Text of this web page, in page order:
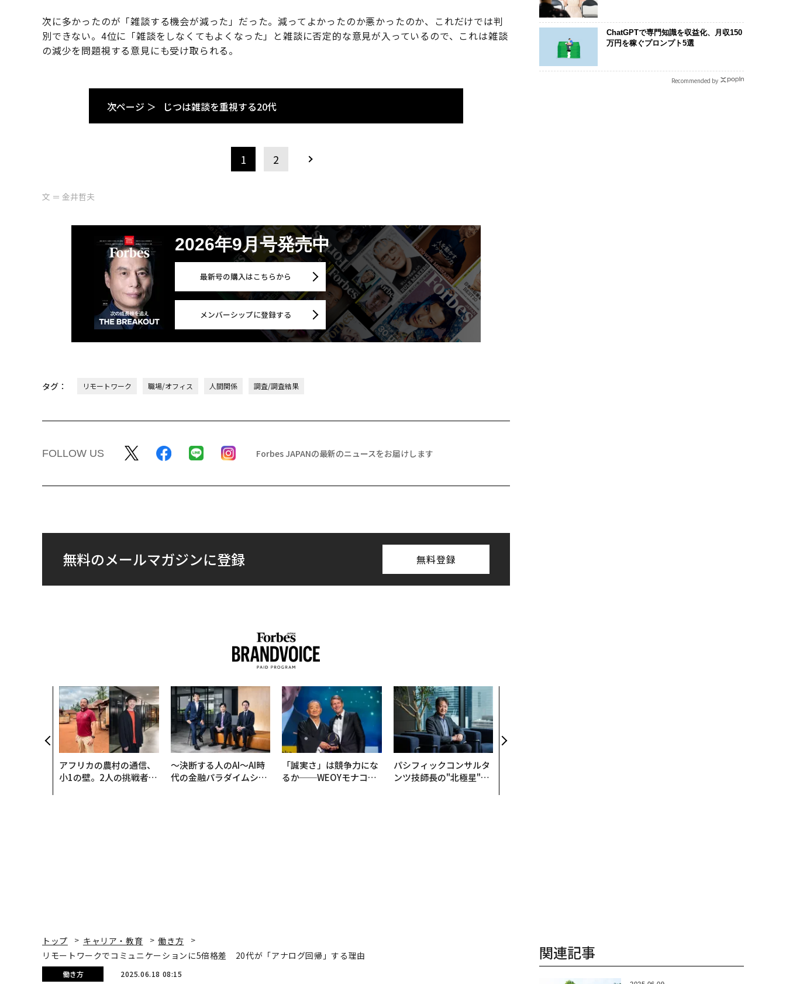
次に多かったのが「雑談する機会が減った」だった。減ってよかったのか悪かったのか、これだけでは判
別できない。4位に「雑談をしなくてもよくなった」と雑談に否定的な意見が入っているので、これは雑談
の減少を問題視する意見にも受け取られる。
次ページ ＞ じつは雑談を重視する20代
1 2
文 ＝ 金井哲夫
2026年9月号発売中
最新号の購入はこちらから
メンバーシップに登録する
タグ： リモートワーク 職場/オフィス 人間関係 調査/調査結果
FOLLOW US Forbes JAPANの最新のニュースをお届けします
無料のメールマガジンに登録 無料登録
アフリカの農村の通信、
小1の壁。2人の挑戦者が
〜決断する人のAI〜AI時
代の金融パラダイムシフ
「誠実さ」は競争力にな
るか──WEOYモナコで
パシフィックコンサルタ
ンツ技師長の"北極星"。
ChatGPTで専門知識を収益化、月収150
万円を稼ぐプロンプト5選
Recommended by
トップ キャリア・教育
働き方
リモートワークでコミュニケーションに5倍格差 20代が「アナログ回帰」する理由
働き方 2025.06.18 08:15
関連記事